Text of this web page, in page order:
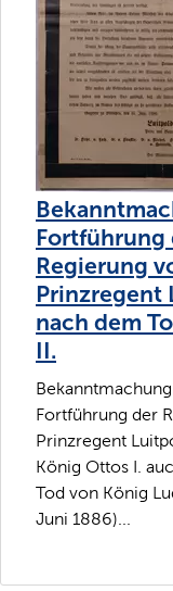
Fortführung
Regierung
Prinzregent
nach dem
II.
Fortführung der
Prinzregent
König Ottos I.
Tod von König
Juni 1886)...